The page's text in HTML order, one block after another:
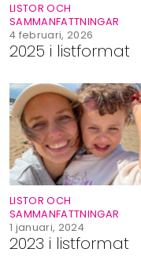
Video
Shop
Hem & Trädgård
Underhållning
2025 i listformat
LISTOR OCH
SAMMANFATTNINGAR
4 februari, 2026
2023 i listformat
LISTOR OCH
SAMMANFATTNINGAR
1 januari, 2024